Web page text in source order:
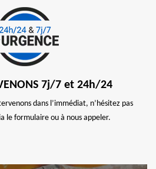
7j/7 et 24h/24
dans l’immédiat, n’hésitez pas
le formulaire ou à nous appeler.